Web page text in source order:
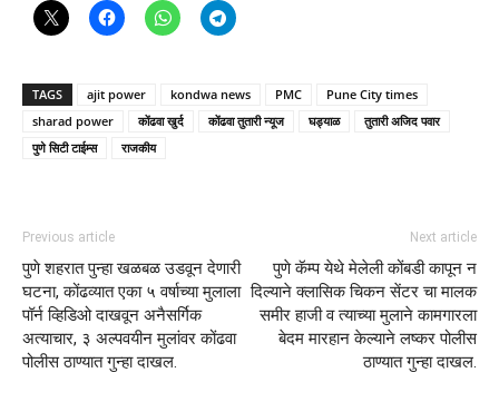
TAGS ajit power kondwa news PMC
Pune City times
sharad power
कोंढवा खुर्द कोंढवा तुतारी न्यूज घड्याळ
तुतारी अजिद पवार
पुणे सिटी टाईम्स
राजकीय
Previous article
पुणे शहरात पुन्हा खळबळ उडवून देणारी
घटना, कोंढव्यात एका ५ वर्षाच्या मुलाला
पॉर्न व्हिडिओ दाखवून अनैसर्गिक
अत्याचार, ३ अल्पवयीन मुलांवर कोंढवा
पोलीस ठाण्यात गुन्हा दाखल.
Next article
पुणे कॅम्प येथे मेलेली कोंबडी कापून न
दिल्याने क्लासिक चिकन सेंटर चा मालक
समीर हाजी व त्याच्या मुलाने कामगारला
बेदम मारहान केल्याने लष्कर पोलीस
ठाण्यात गुन्हा दाखल.